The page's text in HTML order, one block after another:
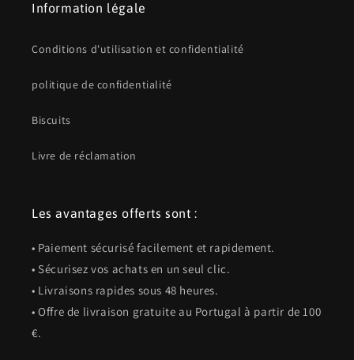
Information légale
Conditions d'utilisation et confidentialité
politique de confidentialité
Biscuits
Livre de réclamation
Les avantages offerts sont :
• Paiement sécurisé facilement et rapidement.
• Sécurisez vos achats en un seul clic.
• Livraisons rapides sous 48 heures.
• Offre de livraison gratuite au Portugal à partir de 100
€.